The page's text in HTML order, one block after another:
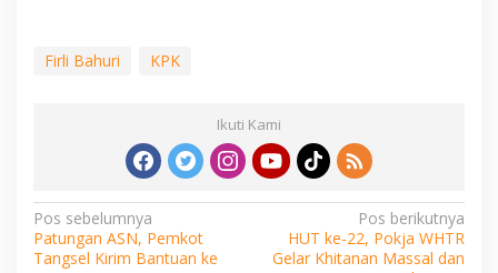
Firli Bahuri KPK
Ikuti Kami
Navigasi
pos
Pos sebelumnya
Patungan ASN, Pemkot
Tangsel Kirim Bantuan ke
Pos berikutnya
HUT ke-22, Pokja WHTR
Gelar Khitanan Massal dan